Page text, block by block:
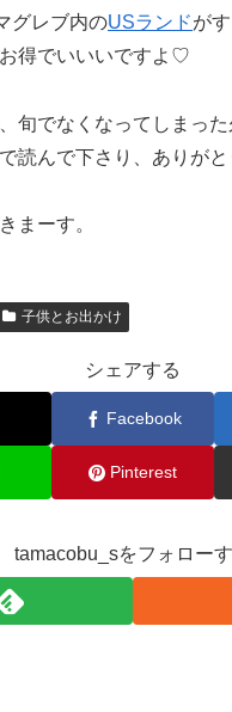
グレブ内のUSランドが
得でいいいですよ♡
旬でなくなってしまっ
読んで下さり、ありがと
まーす。
子供とお出かけ
シェアする
Facebook
Pinterest
tamacobu_sをフォロー